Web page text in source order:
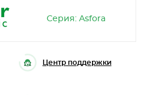
Серия: Asfora
Центр поддержки